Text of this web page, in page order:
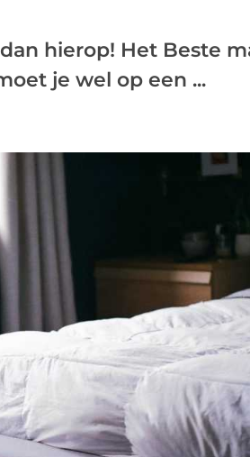
hierop! Het Beste
je wel op een ...